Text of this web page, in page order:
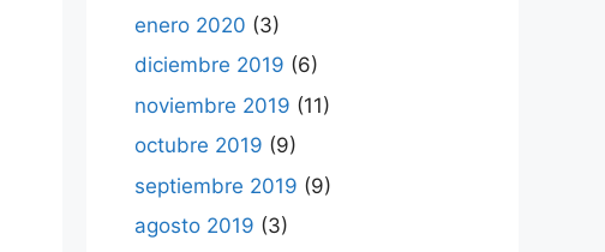
enero 2020 (3)
diciembre 2019 (6)
noviembre 2019 (11)
octubre 2019 (9)
septiembre 2019 (9)
agosto 2019 (3)